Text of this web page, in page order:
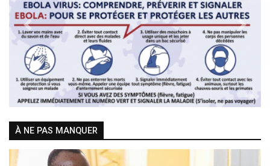
Previous Next
À NE PAS MANQUER